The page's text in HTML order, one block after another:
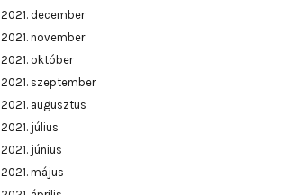
2021. december
2021. november
2021. október
2021. szeptember
2021. augusztus
2021. július
2021. június
2021. május